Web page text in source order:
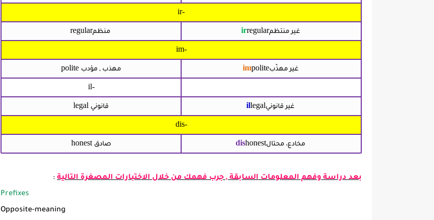
ir-
irregularغير منتظم regularمنظم
im-
impoliteغير مهذّب polite مهذب , مؤدب
il-
illegalغير قانوني legal قانوني
dis-
dishonestمخادع، محتال honest صادق
بعد دراسة وفهم المعلومات السابقة , جرب فهمك من خلال الاختبارات المصغرة التالية :
Prefixes
Opposite-meaning